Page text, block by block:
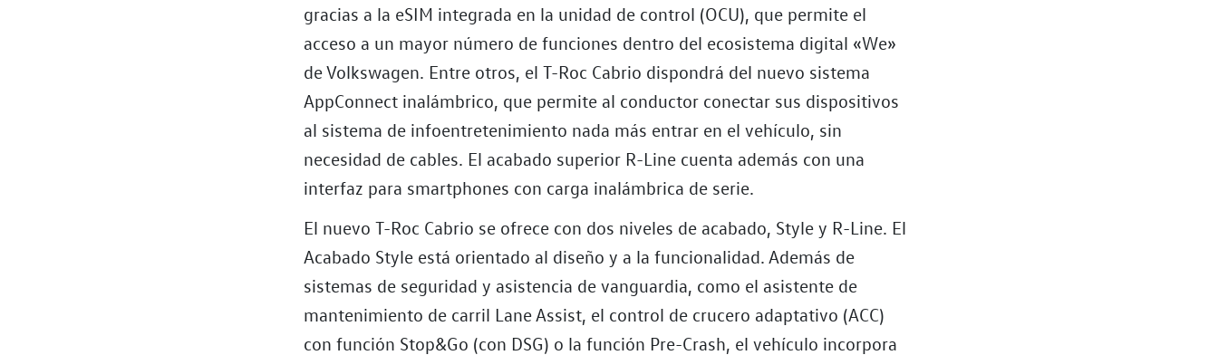
gracias a la eSIM integrada en la unidad de control (OCU), que permite el
acceso a un mayor número de funciones dentro del ecosistema digital «We»
de Volkswagen. Entre otros, el T-Roc Cabrio dispondrá del nuevo sistema
AppConnect inalámbrico, que permite al conductor conectar sus dispositivos
al sistema de infoentretenimiento nada más entrar en el vehículo, sin
necesidad de cables. El acabado superior R-Line cuenta además con una
interfaz para smartphones con carga inalámbrica de serie.
El nuevo T-Roc Cabrio se ofrece con dos niveles de acabado, Style y R-Line. El
Acabado Style está orientado al diseño y a la funcionalidad. Además de
sistemas de seguridad y asistencia de vanguardia, como el asistente de
mantenimiento de carril Lane Assist, el control de crucero adaptativo (ACC)
con función Stop&Go (con DSG) o la función Pre-Crash, el vehículo incorpora